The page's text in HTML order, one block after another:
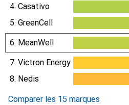
4. Casativo
5. GreenCell
6. MeanWell
7. Victron Energy
8. Nedis
Comparer les 15 marques